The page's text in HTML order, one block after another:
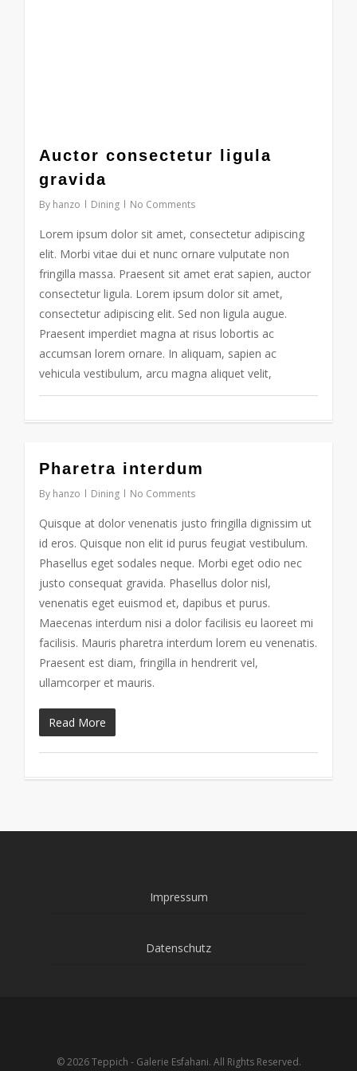
Auctor consectetur ligula
gravida
By hanzo Dining No Comments
Lorem ipsum dolor sit amet, consectetur adipiscing
elit. Morbi vitae dui et nunc ornare vulputate non
fringilla massa. Praesent sit amet erat sapien, auctor
consectetur ligula. Lorem ipsum dolor sit amet,
consectetur adipiscing elit. Sed non ligula augue.
Praesent imperdiet magna at risus lobortis ac
accumsan lorem ornare. In aliquam, sapien ac
vehicula vestibulum, arcu magna aliquet velit,
Pharetra interdum
By hanzo Dining No Comments
Quisque at dolor venenatis justo fringilla dignissim ut
id eros. Quisque non elit id purus feugiat vestibulum.
Phasellus eget sodales neque. Morbi eget odio nec
justo consequat gravida. Phasellus dolor nisl,
venenatis eget euismod et, dapibus et purus.
Maecenas interdum nisi a dolor facilisis eu laoreet mi
facilisis. Mauris pharetra interdum lorem eu venenatis.
Praesent est diam, fringilla in hendrerit vel,
ullamcorper et mauris.
Read More
73
Impressum
Datenschutz
© 2026 Teppich - Galerie Esfahani. All Rights Reserved.